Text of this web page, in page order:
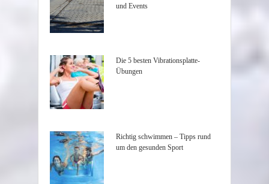
und Events
Die 5 besten Vibrationsplatte-
Übungen
Richtig schwimmen – Tipps rund
um den gesunden Sport